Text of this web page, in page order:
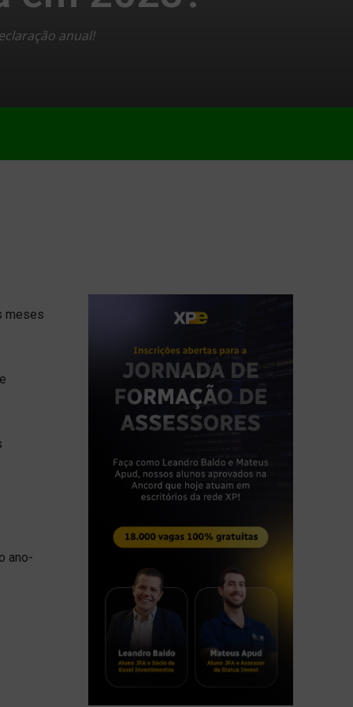
anual!
meses
ano-